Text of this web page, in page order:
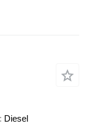
Diesel